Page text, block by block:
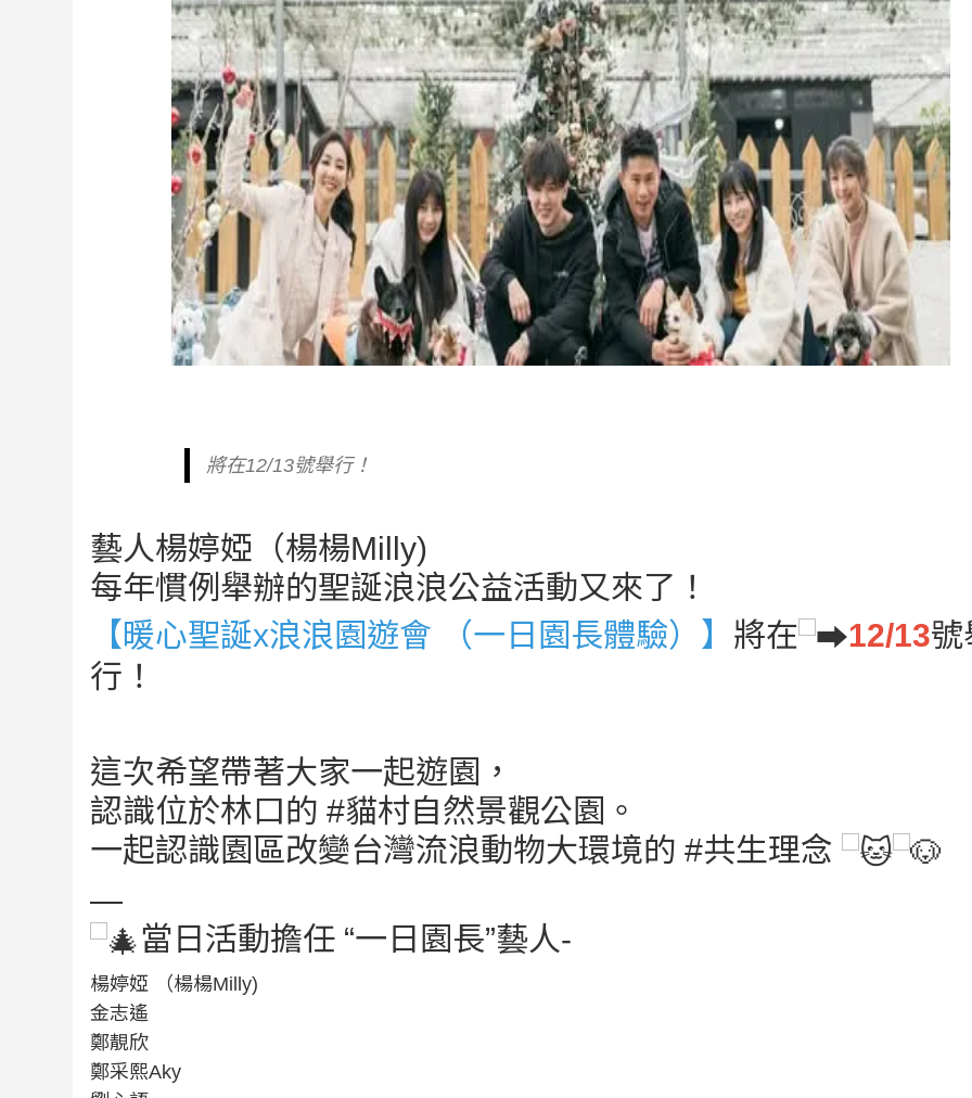
將在12/13號舉行！
藝人楊婷婭（楊楊Milly)
每年慣例舉辦的聖誕浪浪公益活動又來了！
【暖心聖誕x浪浪園遊會 （一日園長體驗）】 將在 12/13號
行！
這次希望帶著大家一起遊園，
認識位於林口的 #貓村自然景觀公園 。
一起認識園區改變台灣流浪動物大環境的 #共生理念
—
當日活動擔任 “一日園長”藝人-
楊婷婭 （楊楊Milly)
金志遙
鄭靚欣
鄭采熙Aky